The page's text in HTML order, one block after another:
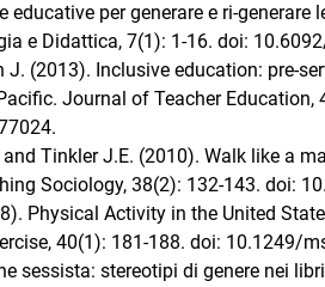
educative per generare e ri-
e Didattica, 7(1): 1-16. doi:
J. (2013). Inclusive education: pre-
Journal of Teacher Education,
Tinkler J.E. (2010). Walk like a
Sociology, 38(2): 132-143. doi:
Physical Activity in the United
40(1): 181-188. doi: 10.1249/
sessista: stereotipi di genere nei